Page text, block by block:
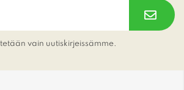
vain uutiskirjeissämme.